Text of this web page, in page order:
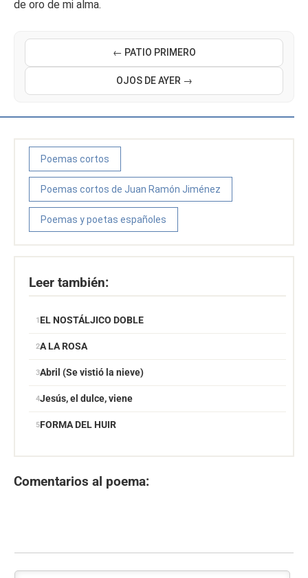
de oro de mi alma.
← PATIO PRIMERO
OJOS DE AYER →
Poemas cortos
Poemas cortos de Juan Ramón Jiménez
Poemas y poetas españoles
Leer también:
EL NOSTÁLJICO DOBLE
A LA ROSA
Abril (Se vistió la nieve)
Jesús, el dulce, viene
FORMA DEL HUIR
Comentarios al poema: